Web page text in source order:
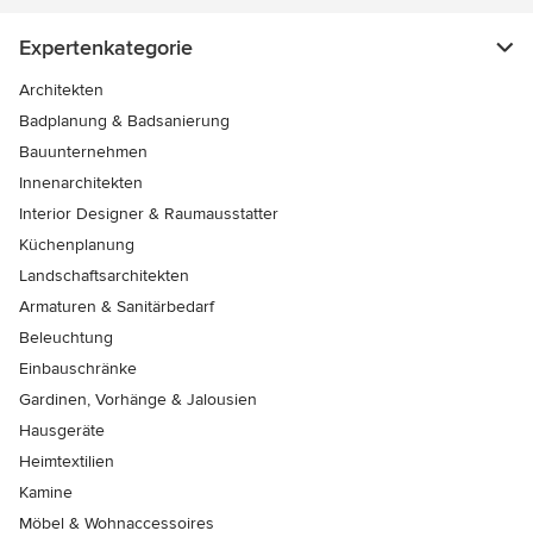
Expertenkategorie
Architekten
Badplanung & Badsanierung
Bauunternehmen
Innenarchitekten
Interior Designer & Raumausstatter
Küchenplanung
Landschaftsarchitekten
Armaturen & Sanitärbedarf
Beleuchtung
Einbauschränke
Gardinen, Vorhänge & Jalousien
Hausgeräte
Heimtextilien
Kamine
Möbel & Wohnaccessoires